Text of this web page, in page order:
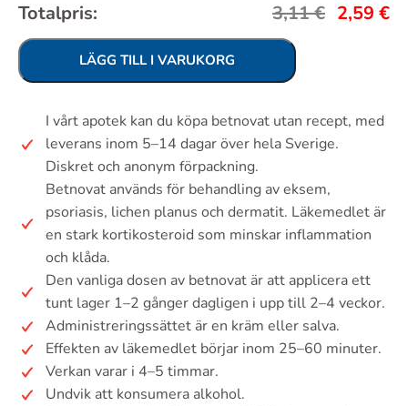
Totalpris: 3,11€ 2,59 €
LÄGG TILL I VARUKORG
I vårt apotek kan du köpa betnovat utan recept, med
leverans inom 5–14 dagar över hela Sverige.
Diskret och anonym förpackning.
Betnovat används för behandling av eksem,
psoriasis, lichen planus och dermatit. Läkemedlet är
en stark kortikosteroid som minskar inflammation
och klåda.
Den vanliga dosen av betnovat är att applicera ett
tunt lager 1–2 gånger dagligen i upp till 2–4 veckor.
Administreringssättet är en kräm eller salva.
Effekten av läkemedlet börjar inom 25–60 minuter.
Verkan varar i 4–5 timmar.
Undvik att konsumera alkohol.